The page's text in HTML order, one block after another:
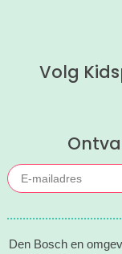
Volg
Den Bosch en